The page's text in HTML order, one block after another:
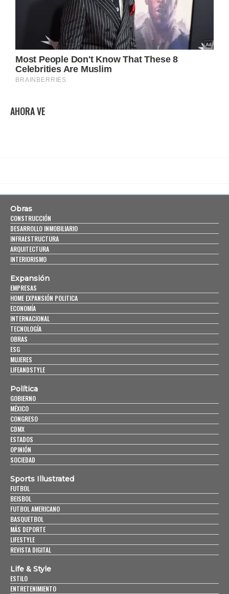
AHORA VE
Obras
CONSTRUCCIÓN
DESARROLLO INMOBILIARIO
INFRAESTRUCTURA
ARQUITECTURA
INTERIORISMO
Expansión
EMPRESAS
HOME EXPANSIÓN POLITICA
ECONOMÍA
INTERNACIONAL
TECNOLOGÍA
OBRAS
ESG
MUJERES
LIFEANDSTYLE
Política
GOBIERNO
MÉXICO
CONGRESO
CDMX
ESTADOS
OPINIÓN
SOCIEDAD
Sports Illustrated
FUTBOL
BEISBOL
FUTBOL AMERICANO
BASQUETBOL
MÁS DEPORTE
LIFESTYLE
REVISTA DIGITAL
Life & Style
ESTILO
ENTRETENIMIENTO